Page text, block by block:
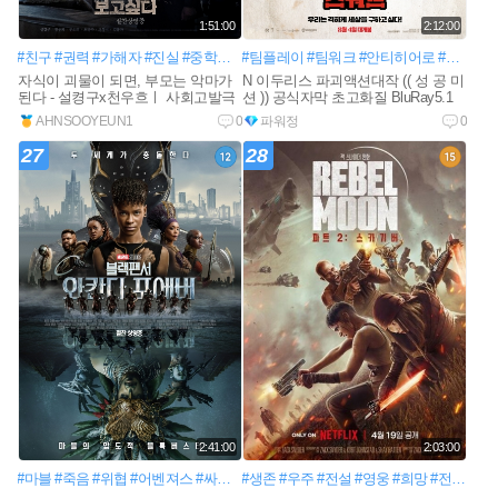
1:51:00
#친구 #권력 #가해자 #진실 #중학교 #사건은폐 #재력#부모 #아들의죽음 #민낯
자식이 괴물이 되면, 부모는 악마가
된다 - 설켱구x천우흐ㅣ 사회고발극
AHNSOOYEUN1 0
2:12:00
#팀플레이 #팀워크 #안티히어로 #최강우주빌런
N 이두리스 파괴액션대작 (( 성 공 미
션 )) 공식자막 초고화질 BluRay5.1
파워정 0
27
2:41:00
#마블 #죽음 #위협 #어벤져스 #싸움 #미스터리#국왕 #패권 #강대국#사명감
28
2:03:00
#생존 #우주 #전설 #영웅 #희망#전투